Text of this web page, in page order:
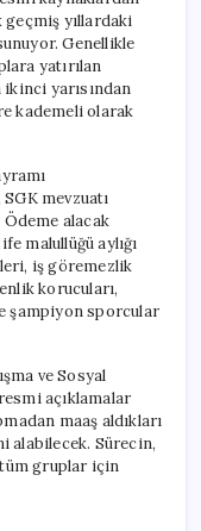
geçmiş yıllardaki
Genellikle
yatırılan
ikinci yarısından
kademeli olarak
mevzuatı
alacak
malullüğü aylığı
iş göremezlik
korucuları,
şampiyon sporcular
ve Sosyal
resmi açıklamalar
maaş aldıkları
alabilecek. Sürecin,
gruplar için